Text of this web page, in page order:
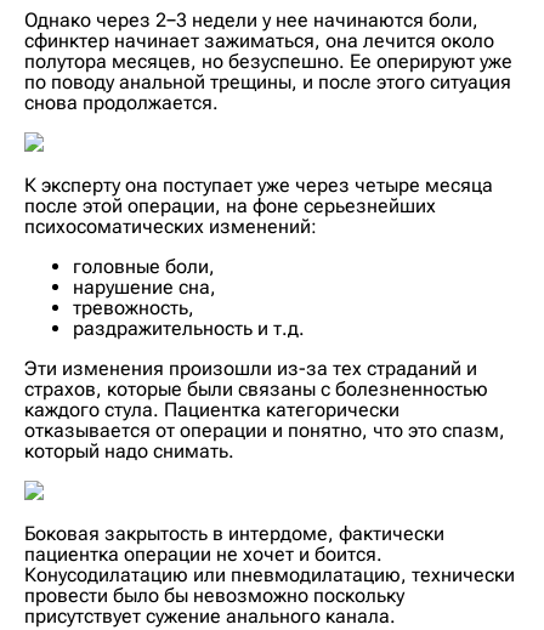
Однако через 2−3 недели у нее начинаются боли,
сфинктер начинает зажиматься, она лечится около
полутора месяцев, но безуспешно. Ее оперируют уже
по поводу анальной трещины, и после этого ситуация
снова продолжается.
К эксперту она поступает уже через четыре месяца
после этой операции, на фоне серьезнейших
психосоматических изменений:
головные боли,
нарушение сна,
тревожность,
раздражительность и т.д.
Эти изменения произошли из-за тех страданий и
страхов, которые были связаны с болезненностью
каждого стула. Пациентка категорически
отказывается от операции и понятно, что это спазм,
который надо снимать.
Боковая закрытость в интердоме, фактически
пациентка операции не хочет и боится.
Конусодилатацию или пневмодилатацию, технически
провести было бы невозможно поскольку
присутствует сужение анального канала.